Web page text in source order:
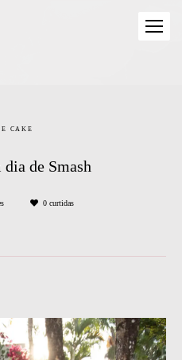
CAKE
de Smash
0curtidas